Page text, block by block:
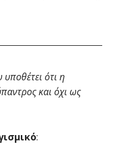
ότι η
και όχι ως
: